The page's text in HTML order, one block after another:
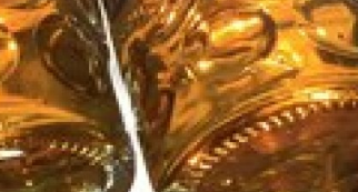
© 2026 Brána Jihlavy